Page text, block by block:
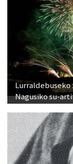
Lurraldebuseko
Nagusiko su-